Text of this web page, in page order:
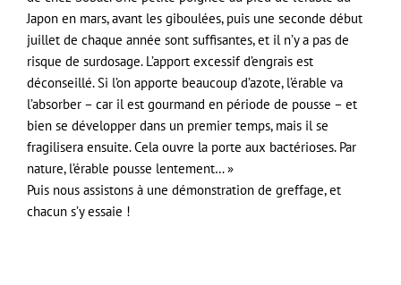
Japon en mars, avant les giboulées, puis une seconde début
juillet de chaque année sont suffisantes, et il n’y a pas de
risque de surdosage. L’apport excessif d’engrais est
déconseillé. Si l’on apporte beaucoup d’azote, l’érable va
l’absorber – car il est gourmand en période de pousse – et
bien se développer dans un premier temps, mais il se
fragilisera ensuite. Cela ouvre la porte aux bactérioses. Par
nature, l’érable pousse lentement… »
Puis nous assistons à une démonstration de greffage, et
chacun s’y essaie !